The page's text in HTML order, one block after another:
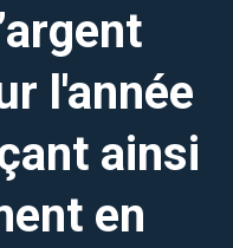
l'année
ainsi
en